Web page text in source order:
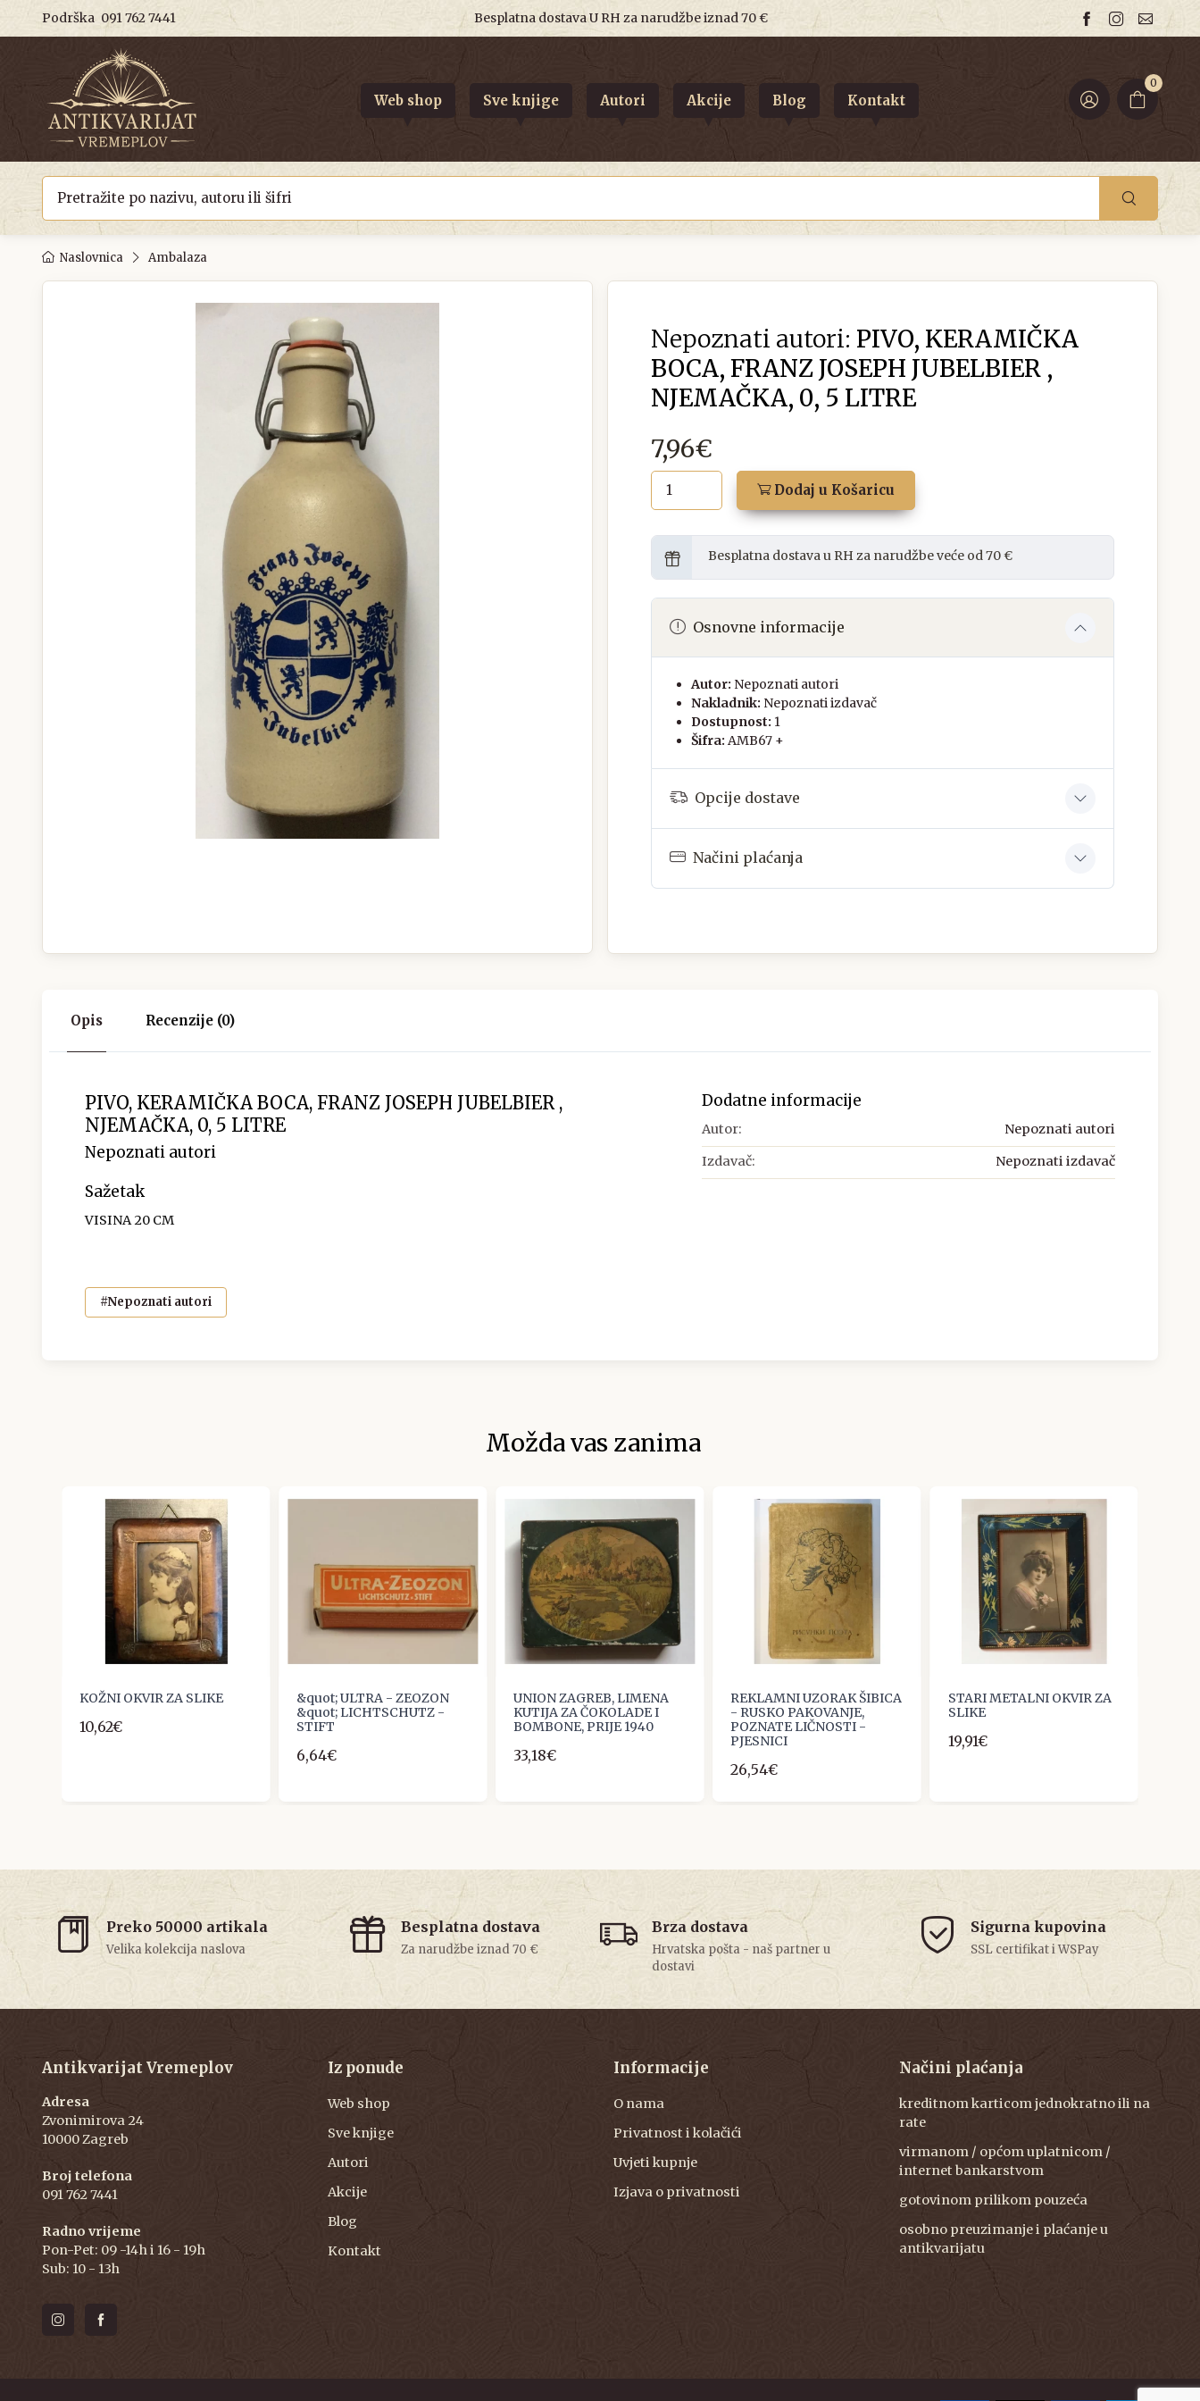
Podrška 091 762 7441 Besplatna dostava U RH za narudžbe iznad 70 €
0
Web shop Sve knjige Autori Akcije Blog Kontakt
Naslovnica Ambalaza
Nepoznati autori: PIVO, KERAMIČKA
BOCA, FRANZ JOSEPH JUBELBIER ,
NJEMAČKA, 0, 5 LITRE
7,96€
Dodaj u Košaricu
Besplatna dostava u RH za narudžbe veće od 70 €
Osnovne informacije
Autor: Nepoznati autori
Nakladnik: Nepoznati izdavač
Dostupnost: 1
Šifra: AMB67 +
Opcije dostave
Načini plaćanja
Opis Recenzije (0)
PIVO, KERAMIČKA BOCA, FRANZ JOSEPH JUBELBIER ,
NJEMAČKA, 0, 5 LITRE
Nepoznati autori
Sažetak
VISINA 20 CM
#Nepoznati autori
Dodatne informacije
Autor: Nepoznati autori
Izdavač: Nepoznati izdavač
Možda vas zanima
KOŽNI OKVIR ZA SLIKE
10,62€
&quot; ULTRA - ZEOZON
&quot; LICHTSCHUTZ -
STIFT
6,64€
UNION ZAGREB, LIMENA
KUTIJA ZA ČOKOLADE I
BOMBONE, PRIJE 1940
33,18€
REKLAMNI UZORAK ŠIBICA
- RUSKO PAKOVANJE,
POZNATE LIČNOSTI -
PJESNICI
26,54€
STARI METALNI OKVIR ZA
SLIKE
19,91€
Preko 50000 artikala
Velika kolekcija naslova
Besplatna dostava
Za narudžbe iznad 70 €
Brza dostava
Hrvatska pošta - naš partner u
dostavi
Sigurna kupovina
SSL certifikat i WSPay
Antikvarijat Vremeplov
Adresa
Zvonimirova 24
10000 Zagreb
Broj telefona
091 762 7441
Radno vrijeme
Pon-Pet: 09 -14h i 16 - 19h
Sub: 10 - 13h
Iz ponude
Web shop
Sve knjige
Autori
Akcije
Blog
Kontakt
Informacije
O nama
Privatnost i kolačići
Uvjeti kupnje
Izjava o privatnosti
Načini plaćanja
kreditnom karticom jednokratno ili na
rate
virmanom / općom uplatnicom /
internet bankarstvom
gotovinom prilikom pouzeća
osobno preuzimanje i plaćanje u
antikvarijatu